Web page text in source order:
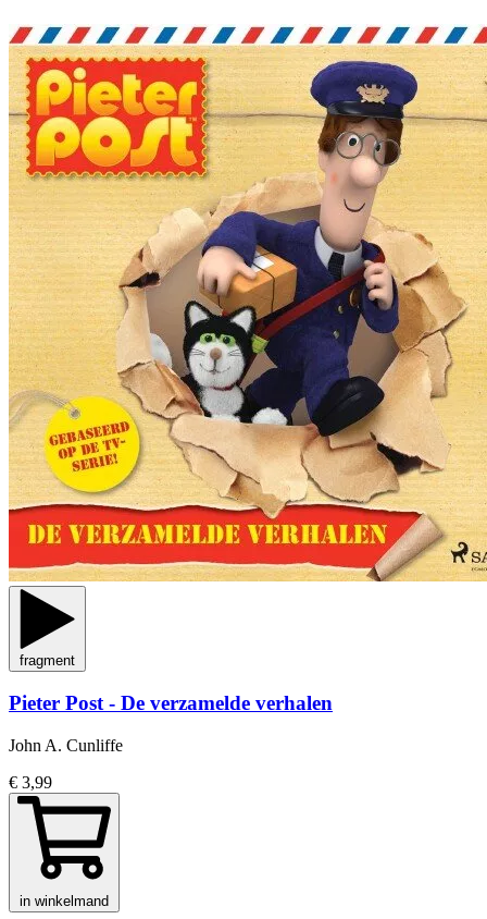
fragment
Pieter Post - De verzamelde verhalen
John A. Cunliffe
€ 3,99
in winkelmand